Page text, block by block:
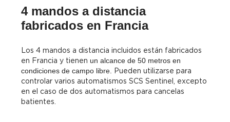
4 mandos a distancia
fabricados en Francia
Los 4 mandos a distancia incluidos están fabricados
en Francia y tienen un alcance de 50 metros en
condiciones de campo libre. Pueden utilizarse para
controlar varios automatismos SCS Sentinel, excepto
en el caso de dos automatismos para cancelas
batientes.